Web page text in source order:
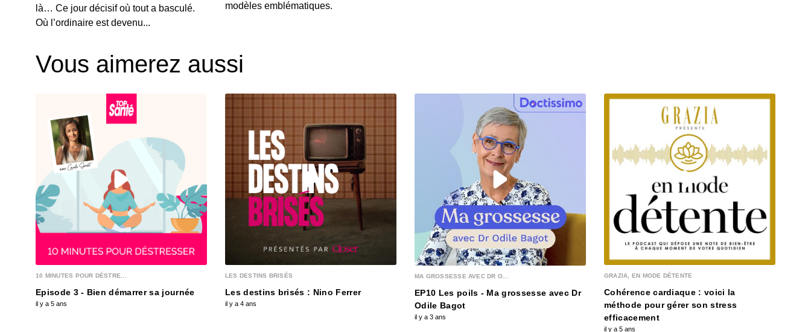
là… Ce jour décisif où tout a basculé.
Où l’ordinaire est devenu...
modèles emblématiques.
Vous aimerez aussi
10 MINUTES POUR DÉSTRE...
Episode 3 - Bien démarrer sa journée
il y a 5 ans
LES DESTINS BRISÉS
Les destins brisés : Nino Ferrer
il y a 4 ans
MA GROSSESSE AVEC DR O...
EP10 Les poils - Ma grossesse avec Dr
Odile Bagot
il y a 3 ans
GRAZIA, EN MODE DÉTENTE
Cohérence cardiaque : voici la
méthode pour gérer son stress
efficacement
il y a 5 ans